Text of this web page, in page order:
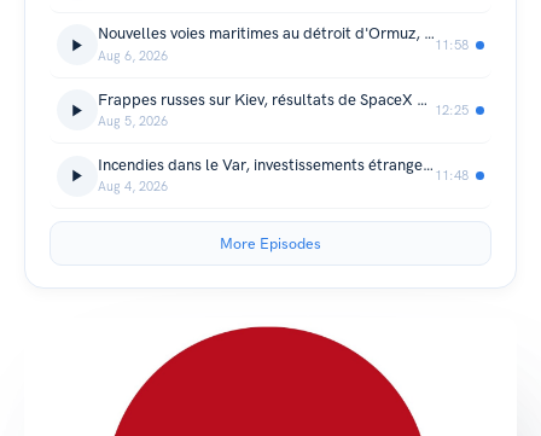
Nouvelles voies maritimes au détroit d'Ormuz, augmentation du nombre de postes d'internes et succès des films sur de Gaulle
Aug 6, 2026
11:58
Frappes russes sur Kiev, résultats de SpaceX en Bourse et indemnisation en Gironde après les incendies
Aug 5, 2026
12:25
Incendies dans le Var, investissements étrangers dans les entreprises sensibles et aide de Trump au Japon
Aug 4, 2026
11:48
More Episodes